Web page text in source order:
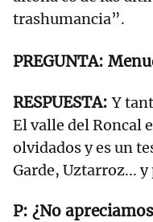
trashumancia”.
Y
El valle del Roncal
olvidados y es un
Garde, Uztarroz...
¿No